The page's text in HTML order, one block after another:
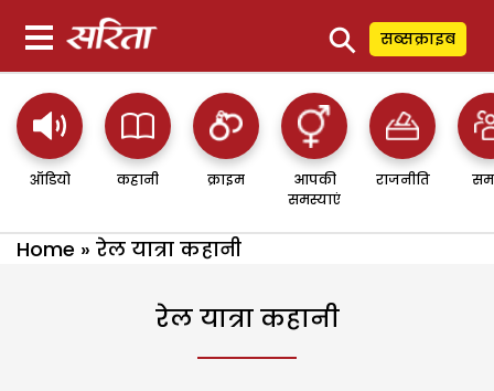
⚲ सब्सक्राइब
ऑडियो कहानी क्राइम
आपकी
समस्याएं
राजनीति
Home » रेल यात्रा कहानी
रेल यात्रा कहानी